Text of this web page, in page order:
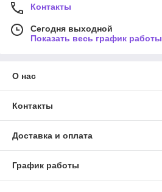
Контакты
Сегодня выходной
Показать весь график работы
О нас
Контакты
Доставка и оплата
График работы